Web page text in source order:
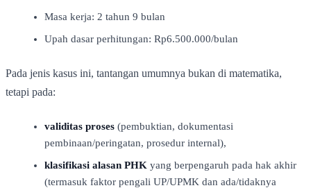
Masa kerja: 2 tahun 9 bulan
Upah dasar perhitungan: Rp6.500.000/bulan
Pada jenis kasus ini, tantangan umumnya bukan di matematika,
tetapi pada:
validitas proses (pembuktian, dokumentasi
pembinaan/peringatan, prosedur internal),
klasifikasi alasan PHK yang berpengaruh pada hak akhir
(termasuk faktor pengali UP/UPMK dan ada/tidaknya